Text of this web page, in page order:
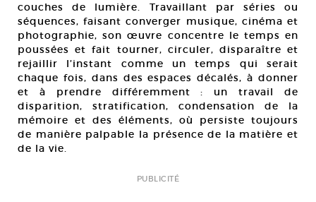
couches de lumière. Travaillant par séries ou
séquences, faisant converger musique, cinéma et
photographie, son œuvre concentre le temps en
poussées et fait tourner, circuler, disparaître et
rejaillir l’instant comme un temps qui serait
chaque fois, dans des espaces décalés, à donner
et à prendre différemment : un travail de
disparition, stratification, condensation de la
mémoire et des éléments, où persiste toujours
de manière palpable la présence de la matière et
de la vie.
PUBLICITÉ